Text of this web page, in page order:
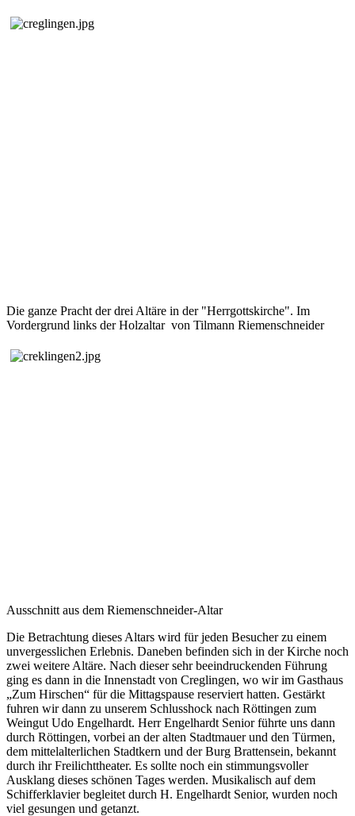
Die ganze Pracht der drei Altäre in der "Herrgottskirche". Im
Vordergrund links der Holzaltar von Tilmann Riemenschneider
Ausschnitt aus dem Riemenschneider-Altar
Die Betrachtung dieses Altars wird für jeden Besucher zu einem
unvergesslichen Erlebnis. Daneben befinden sich in der Kirche noch
zwei weitere Altäre. Nach dieser sehr beeindruckenden Führung
ging es dann in die Innenstadt von Creglingen, wo wir im Gasthaus
„Zum Hirschen“ für die Mittagspause reserviert hatten. Gestärkt
fuhren wir dann zu unserem Schlusshock nach Röttingen zum
Weingut Udo Engelhardt. Herr Engelhardt Senior führte uns dann
durch Röttingen, vorbei an der alten Stadtmauer und den Türmen,
dem mittelalterlichen Stadtkern und der Burg Brattensein, bekannt
durch ihr Freilichttheater. Es sollte noch ein stimmungsvoller
Ausklang dieses schönen Tages werden. Musikalisch auf dem
Schifferklavier begleitet durch H. Engelhardt Senior, wurden noch
viel gesungen und getanzt.